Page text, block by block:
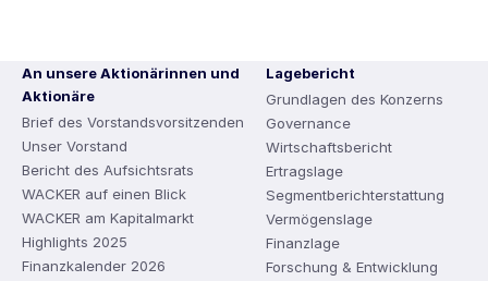
An unsere Aktionärinnen und
Aktionäre
Brief des Vorstandsvorsitzenden
Unser Vorstand
Bericht des Aufsichtsrats
WACKER auf einen Blick
WACKER am Kapitalmarkt
Highlights 2025
Finanzkalender 2026
Lagebericht
Grundlagen des Konzerns
Governance
Wirtschaftsbericht
Ertragslage
Segmentberichterstattung
Vermögenslage
Finanzlage
Forschung & Entwicklung